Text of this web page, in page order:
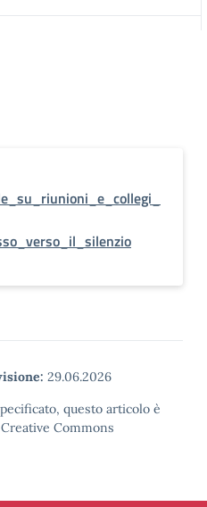
29.06.2026
questo articolo è
Commons